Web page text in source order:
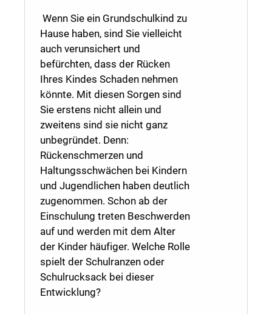
Wenn Sie ein Grundschulkind zu
Hause haben, sind Sie vielleicht
auch verunsichert und
befürchten, dass der Rücken
Ihres Kindes Schaden nehmen
könnte. Mit diesen Sorgen sind
Sie erstens nicht allein und
zweitens sind sie nicht ganz
unbegründet. Denn:
Rückenschmerzen und
Haltungsschwächen bei Kindern
und Jugendlichen haben deutlich
zugenommen. Schon ab der
Einschulung treten Beschwerden
auf und werden mit dem Alter
der Kinder häufiger. Welche Rolle
spielt der Schulranzen oder
Schulrucksack bei dieser
Entwicklung?